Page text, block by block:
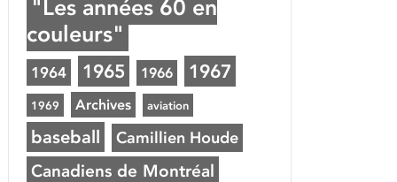
"Les années 60 en
couleurs"
1964 1965 1966 1967
1969 Archives aviation
baseball Camillien Houde
Canadiens de Montréal